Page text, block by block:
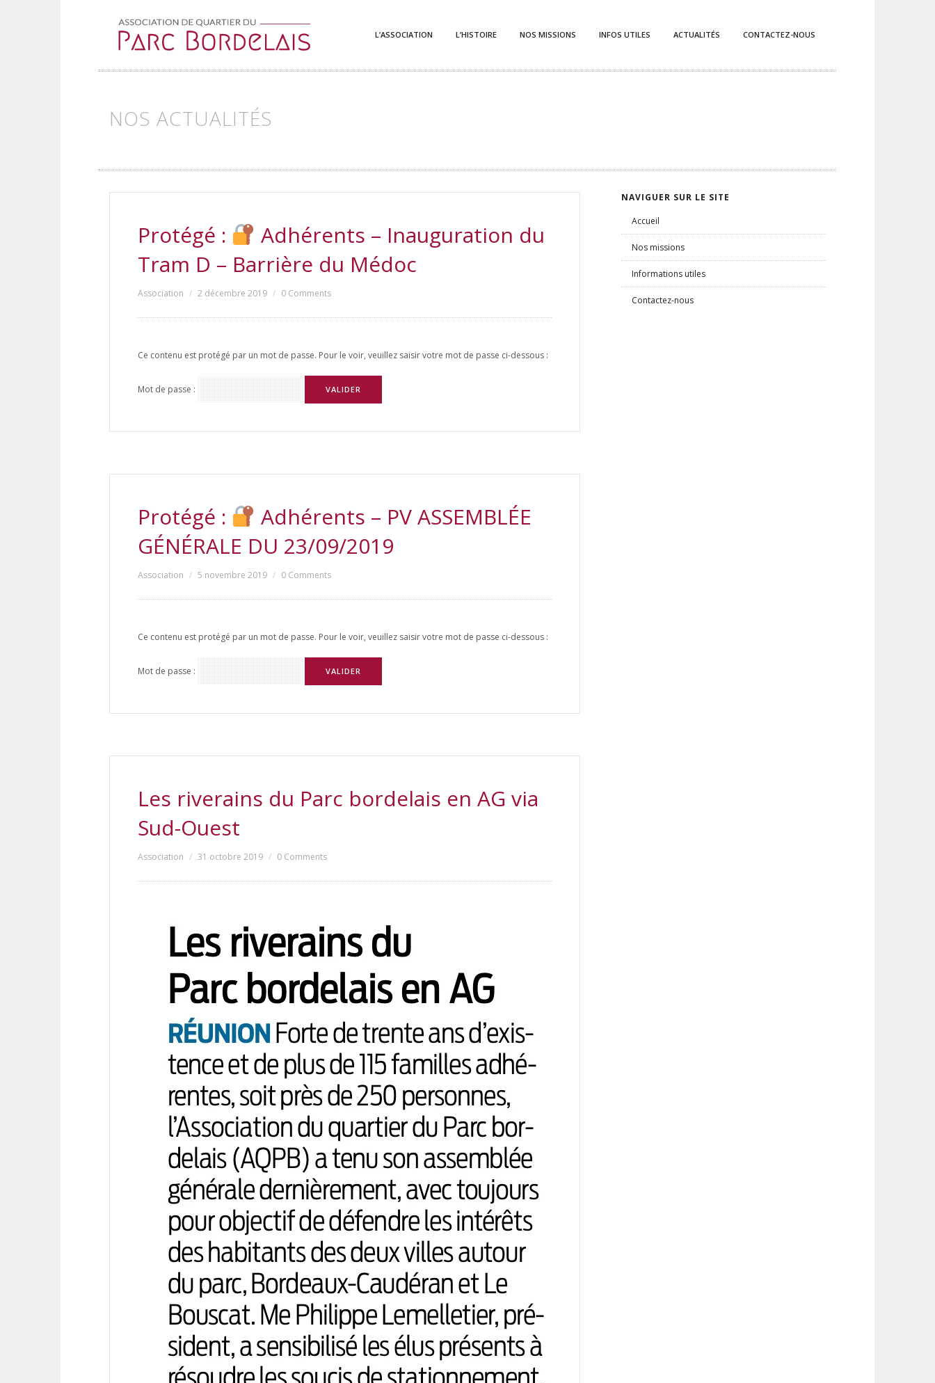
L’ASSOCIATION L’HISTOIRE NOS MISSIONS INFOS UTILES ACTUALITÉS CONTACTEZ-NOUS
NOS ACTUALITÉS
Protégé :
Adhérents – Inauguration du
Tram D – Barrière du Médoc
Association 2 décembre 2019 0 Comments
Ce contenu est protégé par un mot de passe. Pour le voir, veuillez saisir votre mot de passe ci-dessous :
Mot de passe :
Protégé :
Adhérents – PV ASSEMBLÉE
GÉNÉRALE DU 23/09/2019
Association 5 novembre 2019 0 Comments
Ce contenu est protégé par un mot de passe. Pour le voir, veuillez saisir votre mot de passe ci-dessous :
Mot de passe :
Les riverains du Parc bordelais en AG via
Sud-Ouest
Association 31 octobre 2019 0 Comments
NAVIGUER SUR LE SITE
Accueil
Nos missions
Informations utiles
Contactez-nous